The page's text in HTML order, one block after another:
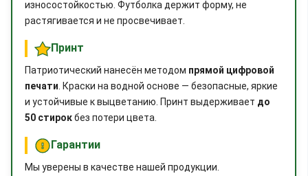
износостойкостью. Футболка держит форму, не
растягивается и не просвечивает.
Принт
Патриотический нанесён методом прямой цифровой
печати . Краски на водной основе — безопасные, яркие
и устойчивые к выцветанию. Принт выдерживает до
50 стирокбез потери цвета.
Гарантии
Мы уверены в качестве нашей продукции.